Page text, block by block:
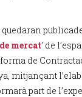
mercat’ de
de
mitjançant
part de